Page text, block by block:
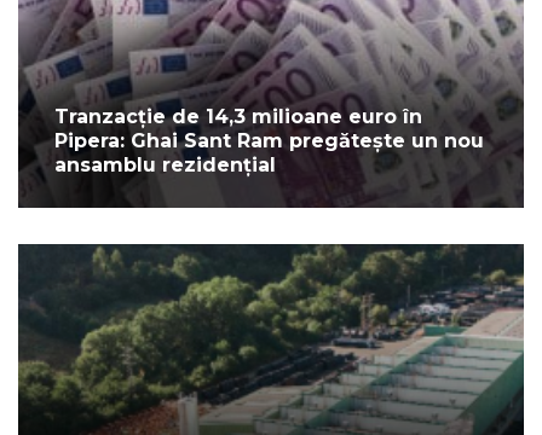
Tranzacție de 14,3 milioane euro în
Pipera: Ghai Sant Ram pregătește un nou
ansamblu rezidențial